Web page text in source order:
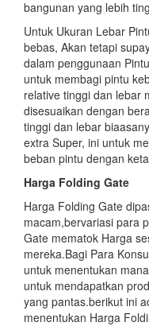
bangunan yang lebih
Untuk Ukuran Lebar
bebas, Akan tetapi
dalam penggunaan
untuk membagi pintu
relative tinggi dan lebar
disesuaikan dengan
tinggi dan lebar
extra Super, ini untuk
beban pintu dengan
Harga Folding Gate
Harga Folding Gate
macam,bervariasi para
Gate mematok Harga
mereka.Bagi Para
untuk menentukan
untuk mendapatkan
yang pantas.berikut ini
menentukan Harga